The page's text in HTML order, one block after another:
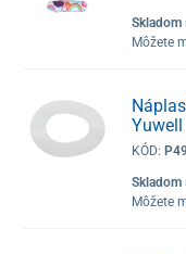
Skladom
Môžete
Yuwell
KÓD:
Skladom
Môžete